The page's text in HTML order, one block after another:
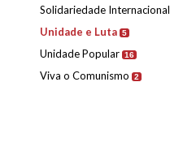
Solidariedade Internacional
Unidade e Luta 5
Unidade Popular 16
Viva o Comunismo 2